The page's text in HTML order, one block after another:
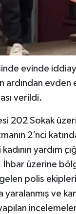
evinde
evden
verildi.
202 Sokak
2’nci
yardım
üzerine
polis
yaralanmış ve